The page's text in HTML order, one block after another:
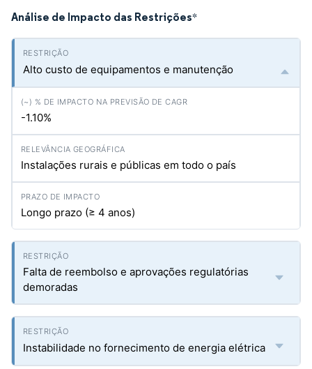
Análise de Impacto das Restrições*
Alto custo de equipamentos e manutenção
-1.10%
Instalações rurais e públicas em todo o país
Longo prazo (≥ 4 anos)
Falta de reembolso e aprovações regulatórias
demoradas
Instabilidade no fornecimento de energia elétrica